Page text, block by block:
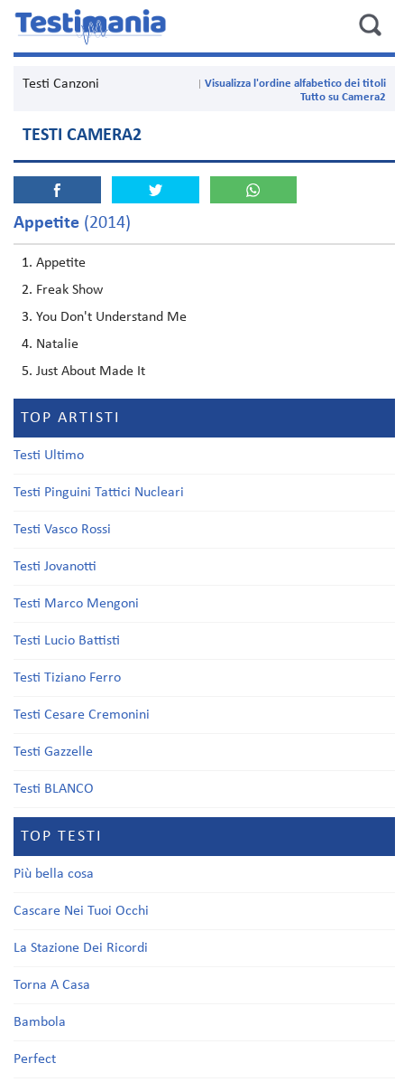
Testi Canzoni
Visualizza l'ordine alfabetico dei titoli
Tutto su Camera2
TESTI CAMERA2
Appetite (2014)
Appetite
Freak Show
You Don't Understand Me
Natalie
Just About Made It
TOP ARTISTI
Testi Ultimo
Testi Pinguini Tattici Nucleari
Testi Vasco Rossi
Testi Jovanotti
Testi Marco Mengoni
Testi Lucio Battisti
Testi Tiziano Ferro
Testi Cesare Cremonini
Testi Gazzelle
Testi BLANCO
TOP TESTI
Più bella cosa
Cascare Nei Tuoi Occhi
La Stazione Dei Ricordi
Torna A Casa
Bambola
Perfect